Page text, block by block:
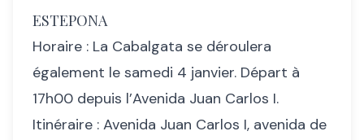
ESTEPONA
Horaire : La Cabalgata se déroulera
également le samedi 4 janvier. Départ à
17h00 depuis l’Avenida Juan Carlos I.
Itinéraire : Avenida Juan Carlos I, avenida de